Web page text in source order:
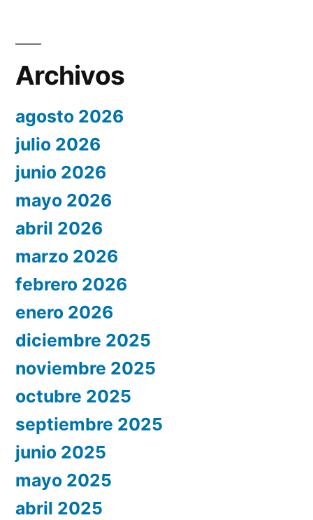
Archivos
agosto 2026
julio 2026
junio 2026
mayo 2026
abril 2026
marzo 2026
febrero 2026
enero 2026
diciembre 2025
noviembre 2025
octubre 2025
septiembre 2025
junio 2025
mayo 2025
abril 2025